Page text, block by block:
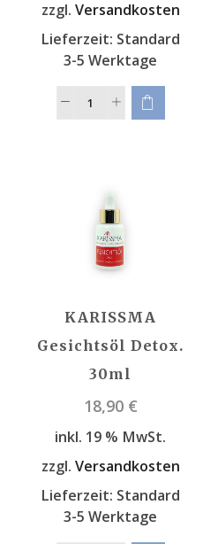
zzgl. Versandkosten
Lieferzeit: Standard
3-5 Werktage
KARISSMA
Gesichtsöl Detox.
30ml
18,90 €
inkl. 19 % MwSt.
zzgl. Versandkosten
Lieferzeit: Standard
3-5 Werktage